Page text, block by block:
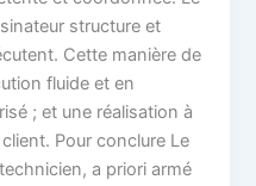
structure et
Cette manière de
fluide et en
; et une réalisation à
Pour conclure Le
a priori armé